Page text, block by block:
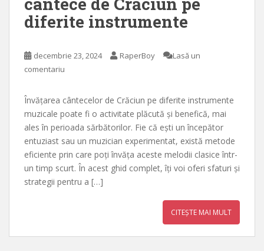
diferite instrumente
decembrie 23, 2024 RaperBoy
Lasă un
comentariu
Învățarea cântecelor de Crăciun pe diferite instrumente
muzicale poate fi o activitate plăcută și benefică, mai
ales în perioada sărbătorilor. Fie că ești un începător
entuziast sau un muzician experimentat, există metode
eficiente prin care poți învăța aceste melodii clasice într-
un timp scurt. În acest ghid complet, îți voi oferi sfaturi și
strategii pentru a […]
CITEȘTE MAI MULT